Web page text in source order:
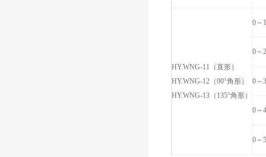
HY.WNG-11（直形）
HY.WNG-12（90°角形）
HY.WNG-13（135°角形）
0～
0～
0～
0～
0～